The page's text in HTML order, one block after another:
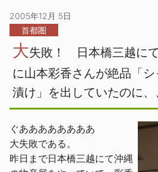
2005年12月 5日
首都圏
大失敗！ 日本橋三越に
に山本彩香さんが絶品「
漬け」を出していたのに、
ぐああああああああ
大失敗である。
昨日まで日本橋三越にて沖縄